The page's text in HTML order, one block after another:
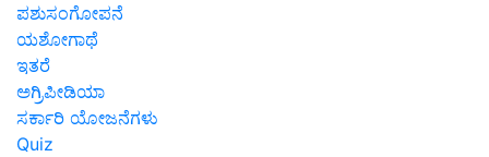
ಪಶುಸಂಗೋಪನೆ
ಯಶೋಗಾಥೆ
ಇತರೆ
ಅಗ್ರಿಪೀಡಿಯಾ
ಸರ್ಕಾರಿ ಯೋಜನೆಗಳು
Quiz